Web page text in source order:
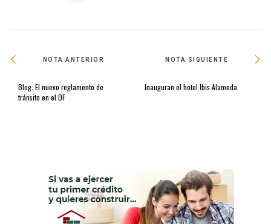
NOTA ANTERIOR
Blog: El nuevo reglamento de
tránsito en el DF
NOTA SIGUIENTE
Inauguran el hotel Ibis Alameda